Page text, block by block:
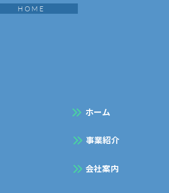
H O M E
​ホーム
事業紹介
会社案内